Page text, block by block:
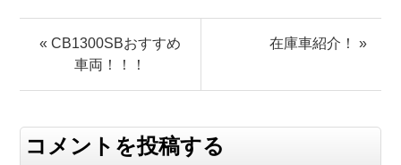
« CB1300SBおすすめ
車両！！！
在庫車紹介！ »
コメントを投稿する